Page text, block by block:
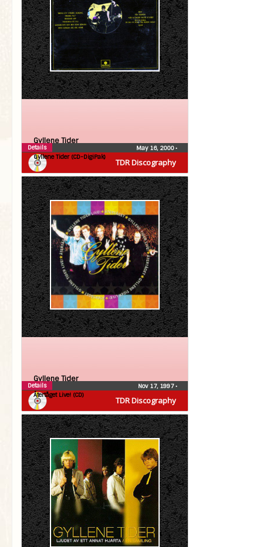
TDR Discography
Gyllene Tider
Gyllene Tider (CD-DigiPak)
May 16, 2000•
Details
TDR Discography
Gyllene Tider
Återtåget Live! (CD)
Nov 17, 1997•
Details